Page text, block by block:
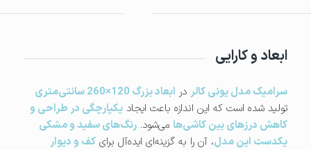
ابعاد و کارایی
سرامیک مدل یونی کالردر ابعاد بزرگ 120×260 سانتی‌متری
تولید شده است که این اندازه باعث ایجاد یکپارچگی در طراحی و
کاهش درزهای بین کاشی‌ها می‌شود. رنگ‌های سفید و مشکی
یکدست این مدل، آن را به گزینه‌ای ایده‌آل برای کف و دیوار